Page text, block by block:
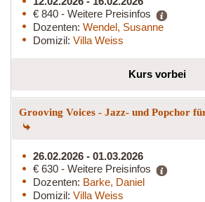
€ 840 - Weitere Preisinfos
Dozenten: Wendel, Susanne
Domizil: Villa Weiss
Kurs vorbei
Grooving Voices - Jazz- und Popchor
26.02.2026 - 01.03.2026
€ 630 - Weitere Preisinfos
Dozenten: Barke, Daniel
Domizil: Villa Weiss